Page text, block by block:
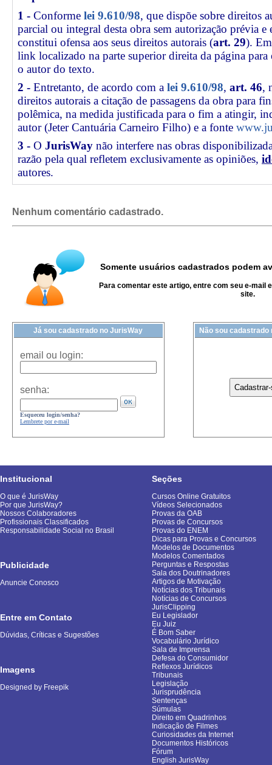
1 - Conforme lei 9.610/98, que dispõe sobre direitos
parcial ou integral desta obra sem autorização prévia e
constitui ofensa aos seus direitos autorais (art. 29).
link localizado na parte superior direita da página
o autor do texto.
2 - Entretanto, de acordo com a lei 9.610/98, art. 46,
direitos autorais a citação de passagens da obra para
polêmica, na medida justificada para o fim a atingir,
autor (Jeter Cantuária Carneiro Filho) e a fonte
3 - O JurisWay não interfere nas obras
razão pela qual refletem exclusivamente as opiniões,
autores.
Nenhum comentário cadastrado.
Somente usuários cadastrados podem
Para comentar este artigo, entre com seu e-mail
site.
Já sou cadastrado no JurisWay
email ou login:
senha:
Esqueceu login/senha?
Lembrete por e-mail
Não sou cadastrado
Institucional
O que é JurisWay
Por que JurisWay?
Nossos Colaboradores
Profissionais Classificados
Responsabilidade Social no Brasil
Publicidade
Anuncie Conosco
Entre em Contato
Dúvidas, Críticas e Sugestões
Imagens
Designed by Freepik
Seções
Cursos Online Gratuitos
Vídeos Selecionados
Provas da OAB
Provas de Concursos
Provas do ENEM
Dicas para Provas e Concursos
Modelos de Documentos
Modelos Comentados
Perguntas e Respostas
Sala dos Doutrinadores
Artigos de Motivação
Notícias dos Tribunais
Notícias de Concursos
JurisClipping
Eu Legislador
Eu Juiz
É Bom Saber
Vocabulário Jurídico
Sala de Imprensa
Defesa do Consumidor
Reflexos Jurídicos
Tribunais
Legislação
Jurisprudência
Sentenças
Súmulas
Direito em Quadrinhos
Indicação de Filmes
Curiosidades da Internet
Documentos Históricos
Fórum
English JurisWay